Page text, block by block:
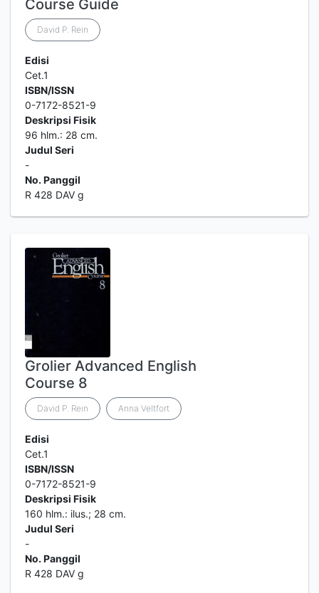
Course Guide
David P. Rein
Edisi
Cet.1
ISBN/ISSN
0-7172-8521-9
Deskripsi Fisik
96 hlm.: 28 cm.
Judul Seri
-
No. Panggil
R 428 DAV g
Grolier Advanced English
Course 8
David P. Rein Anna Veltfort
Edisi
Cet.1
ISBN/ISSN
0-7172-8521-9
Deskripsi Fisik
160 hlm.: ilus.; 28 cm.
Judul Seri
-
No. Panggil
R 428 DAV g